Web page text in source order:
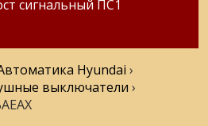
сигнальный ПС1
Hyundai ›
выключатели ›